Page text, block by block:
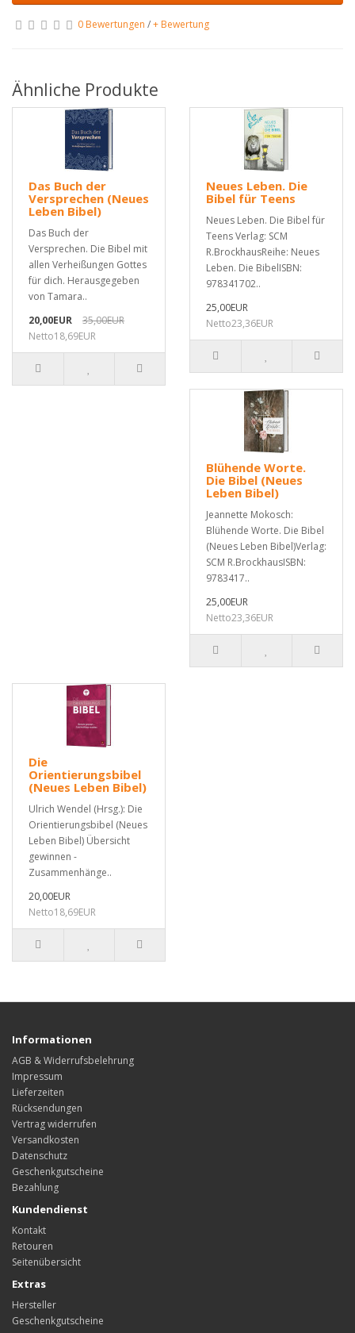
0 Bewertungen /+ Bewertung
Ähnliche Produkte
Das Buch der
Versprechen (Neues
Leben Bibel)
Das Buch der
Versprechen. Die Bibel mit
allen Verheißungen Gottes
für dich. Herausgegeben
von Tamara..
20,00EUR
35,00EUR
Netto18,69EUR
Neues Leben. Die
Bibel für Teens
Neues Leben. Die Bibel für
Teens Verlag: SCM
R.BrockhausReihe: Neues
Leben. Die BibelISBN:
978341702..
25,00EUR
Netto23,36EUR
Blühende Worte.
Die Bibel (Neues
Leben Bibel)
Jeannette Mokosch:
Blühende Worte. Die Bibel
(Neues Leben Bibel)Verlag:
SCM R.BrockhausISBN:
9783417..
25,00EUR
Netto23,36EUR
Die
Orientierungsbibel
(Neues Leben Bibel)
Ulrich Wendel (Hrsg.): Die
Orientierungsbibel (Neues
Leben Bibel) Übersicht
gewinnen -
Zusammenhänge..
20,00EUR
Netto18,69EUR
Informationen
AGB & Widerrufsbelehrung
Impressum
Lieferzeiten
Rücksendungen
Vertrag widerrufen
Versandkosten
Datenschutz
Geschenkgutscheine
Bezahlung
Kundendienst
Kontakt
Retouren
Seitenübersicht
Extras
Hersteller
Geschenkgutscheine